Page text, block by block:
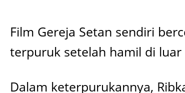
Film Gereja Setan sendiri
terpuruk setelah hamil di
Dalam keterpurukannya,